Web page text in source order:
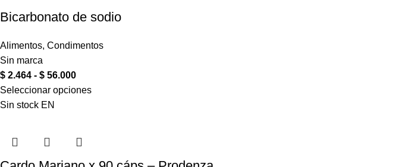
Bicarbonato de sodio
Alimentos, Condimentos
Sin marca
$ 2.464 - $ 56.000
Seleccionar opciones
Sin stock EN